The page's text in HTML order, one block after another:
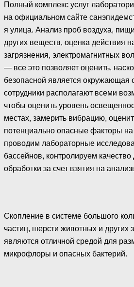
Полный комплекс услуг
на официальном сайте
я улица. Анализ проб воздуха,
других веществ, оценка действия
загрязнения, электромагнитных
— все это позволяет оценить,
безопасной является окружающая
сотрудники располагают всеми
чтобы оценить уровень
местах, замерить вибрацию,
потенциально опасные факторы
проводим лабораторные
бассейнов, контролируем
обработки за счет взятия на
Скопление в системе большого
частиц, шерсти животных и других
являются отличной средой для
микрофлоры и опасных бактерий.